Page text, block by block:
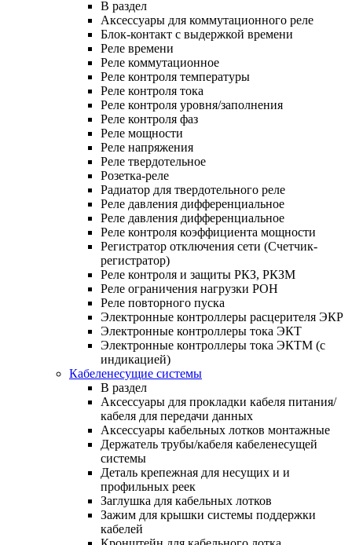
В раздел
Аксессуары для коммутационного реле
Блок-контакт с выдержкой времени
Реле времени
Реле коммутационное
Реле контроля температуры
Реле контроля тока
Реле контроля уровня/заполнения
Реле контроля фаз
Реле мощности
Реле напряжения
Реле твердотельное
Розетка-реле
Радиатор для твердотельного реле
Реле давления дифференциальное
Реле давления дифференциальное
Реле контроля коэффициента мощности
Регистратор отключения сети (Счетчик-
регистратор)
Реле контроля и защиты РКЗ, РКЗМ
Реле ограничения нагрузки РОН
Реле повторного пуска
Электронные контроллеры расцерителя ЭКР
Электронные контроллеры тока ЭКТ
Электронные контроллеры тока ЭКТМ (с
индикацией)
Кабеленесущие системы
В раздел
Аксессуары для прокладки кабеля питания/
кабеля для передачи данных
Аксессуары кабельных лотков монтажные
Держатель трубы/кабеля кабеленесущей
системы
Деталь крепежная для несущих и и
профильных реек
Заглушка для кабельных лотков
Зажим для крышки системы поддержки
кабелей